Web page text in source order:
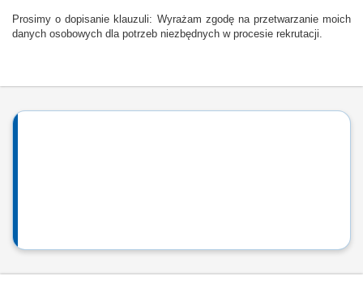
Prosimy o dopisanie klauzuli: Wyrażam zgodę na przetwarzanie moich
danych osobowych dla potrzeb niezbędnych w procesie rekrutacji.